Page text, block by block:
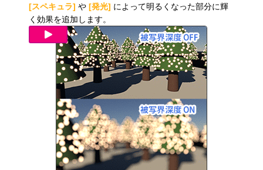
[スペキュラ] や [発光] によって明るくなった部分に輝
く効果を追加します。